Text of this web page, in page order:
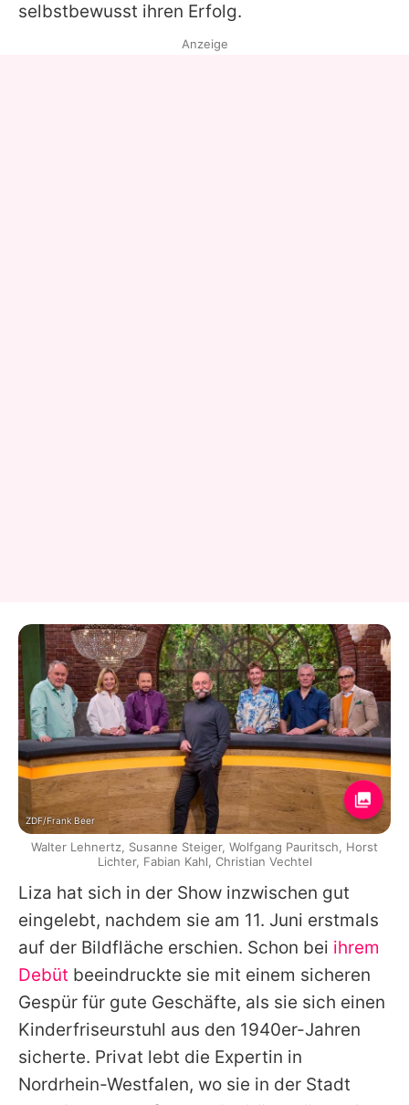
selbstbewusst ihren Erfolg.
Liza hat sich in der Show inzwischen gut
eingelebt, nachdem sie am 11. Juni erstmals
auf der Bildfläche erschien. Schon bei ihrem
Debüt beeindruckte sie mit einem sicheren
Gespür für gute Geschäfte, als sie sich einen
Kinderfriseurstuhl aus den 1940er-Jahren
sicherte. Privat lebt die Expertin in
Nordrhein-Westfalen, wo sie in der Stadt
Anzeige
ZDF/Frank Beer
Walter Lehnertz, Susanne Steiger, Wolfgang Pauritsch, Horst
Lichter, Fabian Kahl, Christian Vechtel